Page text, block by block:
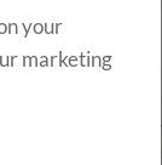
Colònies
your
marketing